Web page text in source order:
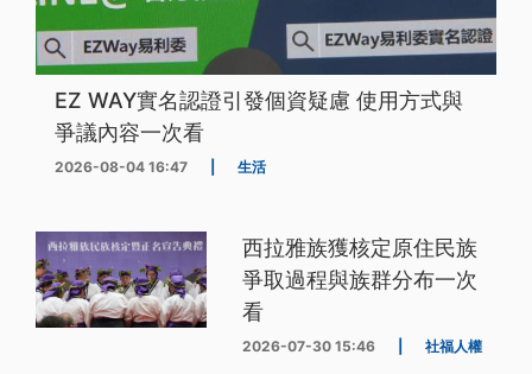
EZ WAY實名認證引發個資疑慮 使用方式與
爭議內容一次看
2026-08-04 16:47 生活
西拉雅族獲核定原住民族
爭取過程與族群分布一次
看
2026-07-30 15:46 社福人權